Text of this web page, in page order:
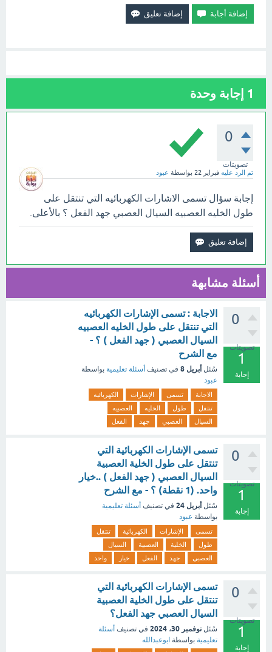
1 إجابة وحدة
0
تصويتات
تم الرد عليه فبراير 22 بواسطة عبود
إجابة سؤال تسمى الاشارات الكهربائيه التي تنتقل على
طول الخليه العصبيه السيال العصبي جهد الفعل ؟ بالأعلى.
أسئلة مشابهة
0
تصويتات
1
إجابة
الاجابة : تسمى الإشارات الكهربائيه
التي تنتقل على طول الخليه العصبيه
السيال العصبي ( جهد الفعل ) ؟ -
مع الشرح
سُئل أبريل 8 في تصنيف أسئلة تعليمية بواسطة
عبود
الاجابة تسمى الإشارات
الكهربائيه
تنتقل
طول الخليه
العصبيه
السيال
العصبي جهد الفعل
0
تصويتات
1
إجابة
تسمى الإشارات الكهربائية التي
تنتقل على طول الخلية العصبية
السيال العصبي ( جهد الفعل ) ..خيار
واحد. (1 نقطة) ؟ - مع الشرح
سُئل أبريل 24 في تصنيف أسئلة تعليمية
بواسطة عبود
تسمى الإشارات الكهربائية
تنتقل
طول
الخلية العصبية
السيال
العصبي
جهد الفعل خيار واحد
0
تصويتات
1
إجابة
تسمى الإشارات الكهربائية التي
تنتقل على طول الخلية العصبية
السيال العصبي جهد الفعل؟
سُئل نوفمبر 30، 2024 في تصنيف أسئلة
تعليمية بواسطة ابوعبدالله